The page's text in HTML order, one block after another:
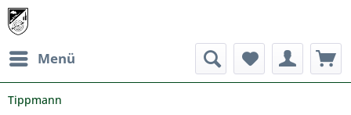
Menü
Tippmann